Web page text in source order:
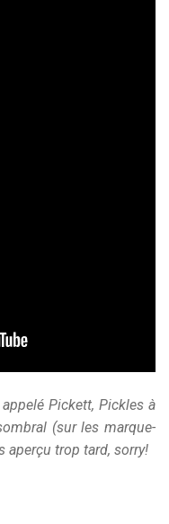
Pickett, Pickles à
(sur les marque-
aperçu trop tard, sorry!